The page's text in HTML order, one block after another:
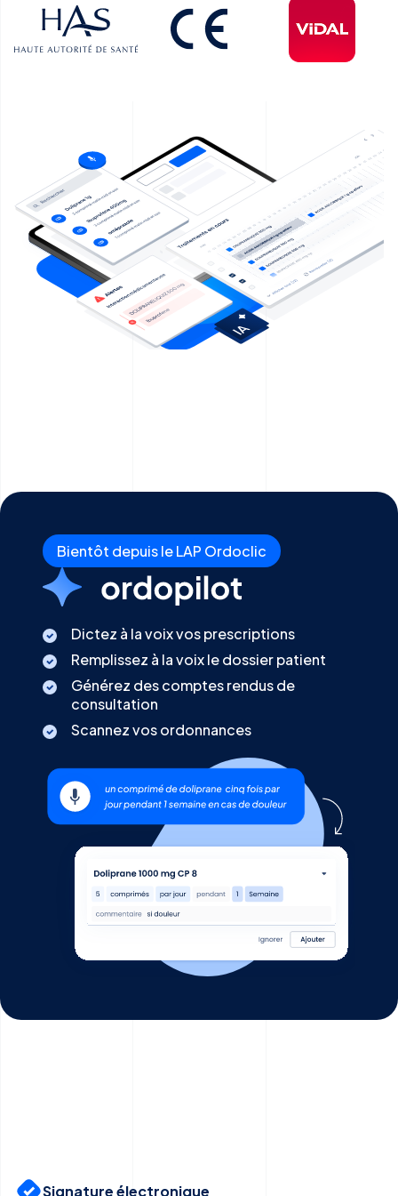
Bientôt depuis le LAP Ordoclic
Dictez à la voix vos prescriptions
Remplissez à la voix le dossier patient
Générez des comptes rendus de
consultation
Scannez vos ordonnances
Signature électronique